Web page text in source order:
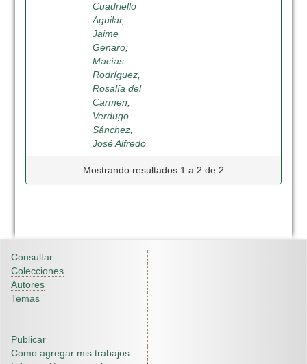
Cuadriello
Aguilar,
Jaime
Genaro;
Macías
Rodríguez,
Rosalía del
Carmen;
Verdugo
Sánchez,
José Alfredo
Mostrando resultados 1 a 2 de 2
Consultar
Colecciones
Autores
Temas
Publicar
Como agregar mis trabajos